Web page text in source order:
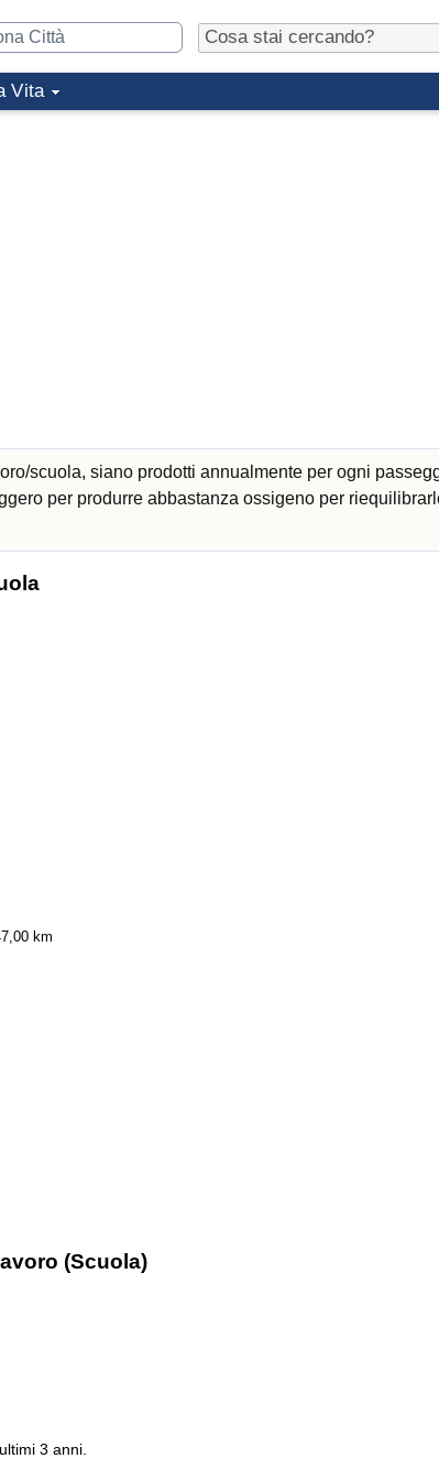
Vita
scuola, siano prodotti annualmente per ogni
per produrre abbastanza ossigeno per
km
(Scuola)
3 anni.